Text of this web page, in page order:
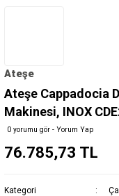
Ateşe
Ateşe Cappadocia
Makinesi, INOX
0 yorumu gör - Yorum Yap
76.785,73 TL
Kategori